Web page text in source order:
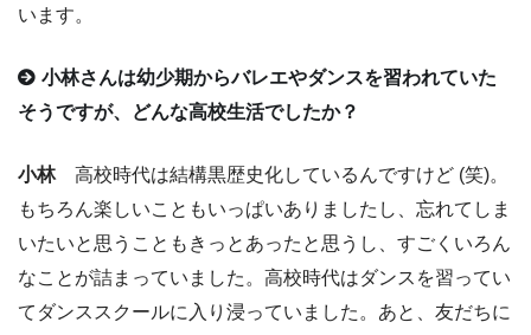
います。
小林さんは幼少期からバレエやダンスを習われていた
そうですが、どんな高校生活でしたか？
小林高校時代は結構黒歴史化しているんですけど (笑)。
もちろん楽しいこともいっぱいありましたし、忘れてしま
いたいと思うこともきっとあったと思うし、すごくいろん
なことが詰まっていました。高校時代はダンスを習ってい
てダンススクールに入り浸っていました。あと、友だちに